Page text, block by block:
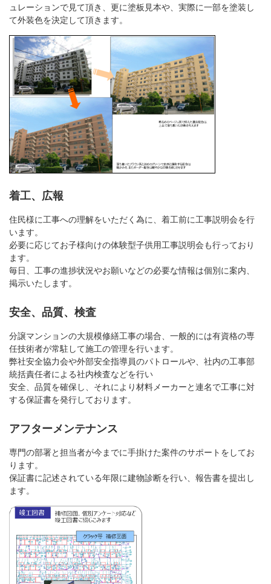
ュレーションで見て頂き、更に塗板見本や、実際に一部を塗装し
て外装色を決定して頂きます。
着工、広報
住民様に工事への理解をいただく為に、着工前に工事説明会を行
います。
必要に応じてお子様向けの体験型子供用工事説明会も行っており
ます。
毎日、工事の進捗状況やお願いなどの必要な情報は個別に案内、
掲示いたします。
安全、品質、検査
分譲マンションの大規模修繕工事の場合、一般的には有資格の専
任技術者が常駐して施工の管理を行います。
弊社安全協力会や外部安全指導員のパトロールや、社内の工事部
統括責任者による社内検査などを行い
安全、品質を確保し、それにより材料メーカーと連名で工事に対
する保証書を発行しております。
アフターメンテナンス
専門の部署と担当者が今までに手掛けた案件のサポートをしてお
ります。
保証書に記述されている年限に建物診断を行い、報告書を提出し
ます。